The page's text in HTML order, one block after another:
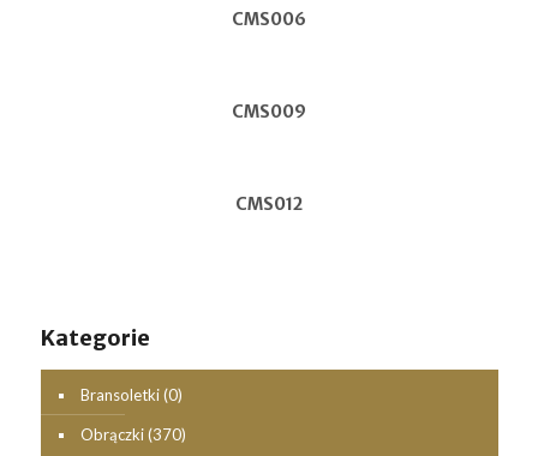
CMS006
CMS009
CMS012
Kategorie
Bransoletki (0)
Obrączki (370)